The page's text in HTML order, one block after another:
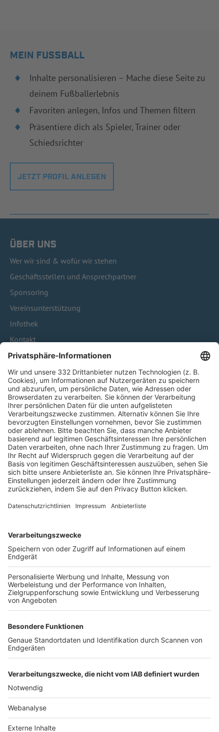
MEIN FUSSBALL
Inhalte personalisieren – Mache diese Seite zu
deinem Fußballerlebnis
Favoriten anlegen, Infos und Themen filtern
Präsentiere dich als Spieler, Trainer oder
Schiedsrichter
JETZT PROFIL ANLEGEN
ÜBER UNS
Wer wir sind & wofür wir stehen
Geschäftsstellen und Ansprechpartner
Sponsoring
Vereinsunterstützung
Infothek
Kontakt
HÄUFIG BESUCHTE SEITEN
Pässe und Vereinswechsel
Trainerausbildung
Schulungsangebot Vereinsmitarbeiter
BFV-Geschäftsstellen
Trainerbörse
Login SpielPlus
FOLGE DEM BFV
TOP-VEREINE
TOP-PARTNER
Nutzungsbedingungen Datenschutz Impressum